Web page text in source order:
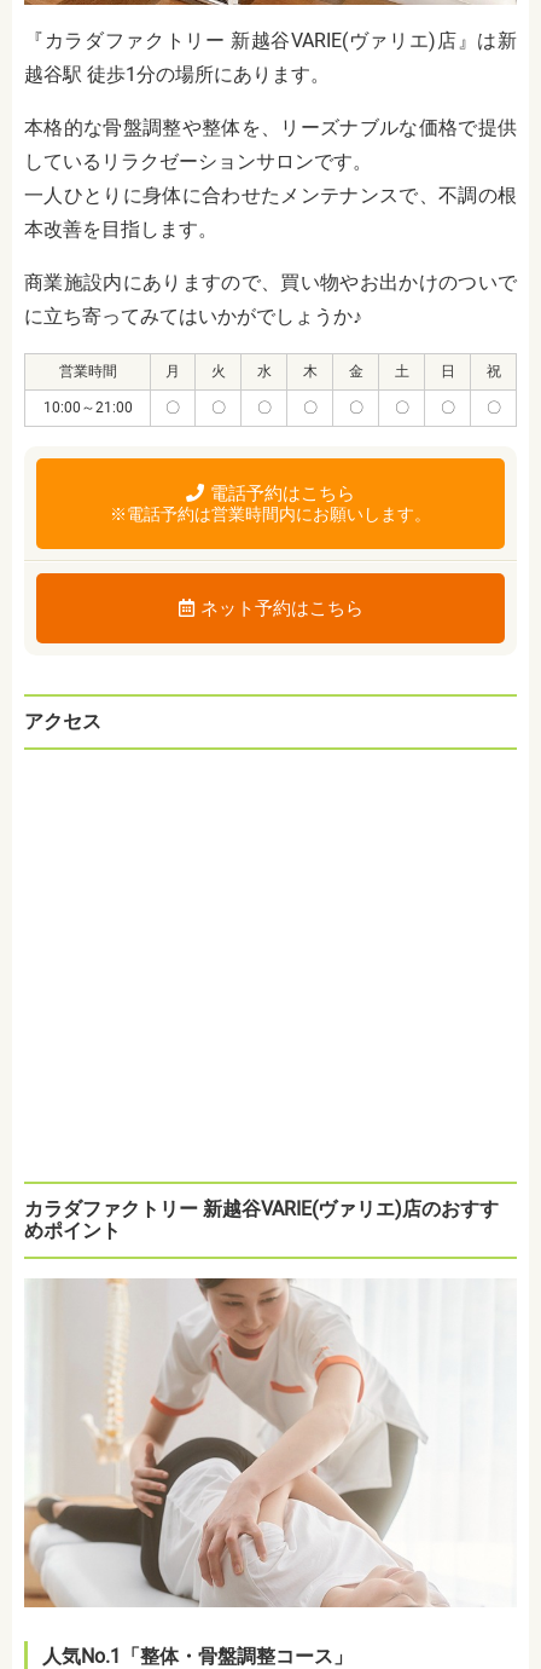
『カラダファクトリー 新越谷VARIE(ヴァリエ)店』は新
越谷駅 徒歩1分の場所にあります。
本格的な骨盤調整や整体を、リーズナブルな価格で提供
しているリラクゼーションサロンです。
一人ひとりに身体に合わせたメンテナンスで、不調の根
本改善を目指します。
商業施設内にありますので、買い物やお出かけのついで
に立ち寄ってみてはいかがでしょうか♪
営業時間 月 火 水 木 金 土 日 祝
10:00～21:00 〇 〇 〇 〇 〇 〇 〇 〇
電話予約はこちら
※電話予約は営業時間内にお願いします。
ネット予約はこちら
アクセス
カラダファクトリー 新越谷VARIE(ヴァリエ)店のおすす
めポイント
人気No.1「整体・骨盤調整コース」